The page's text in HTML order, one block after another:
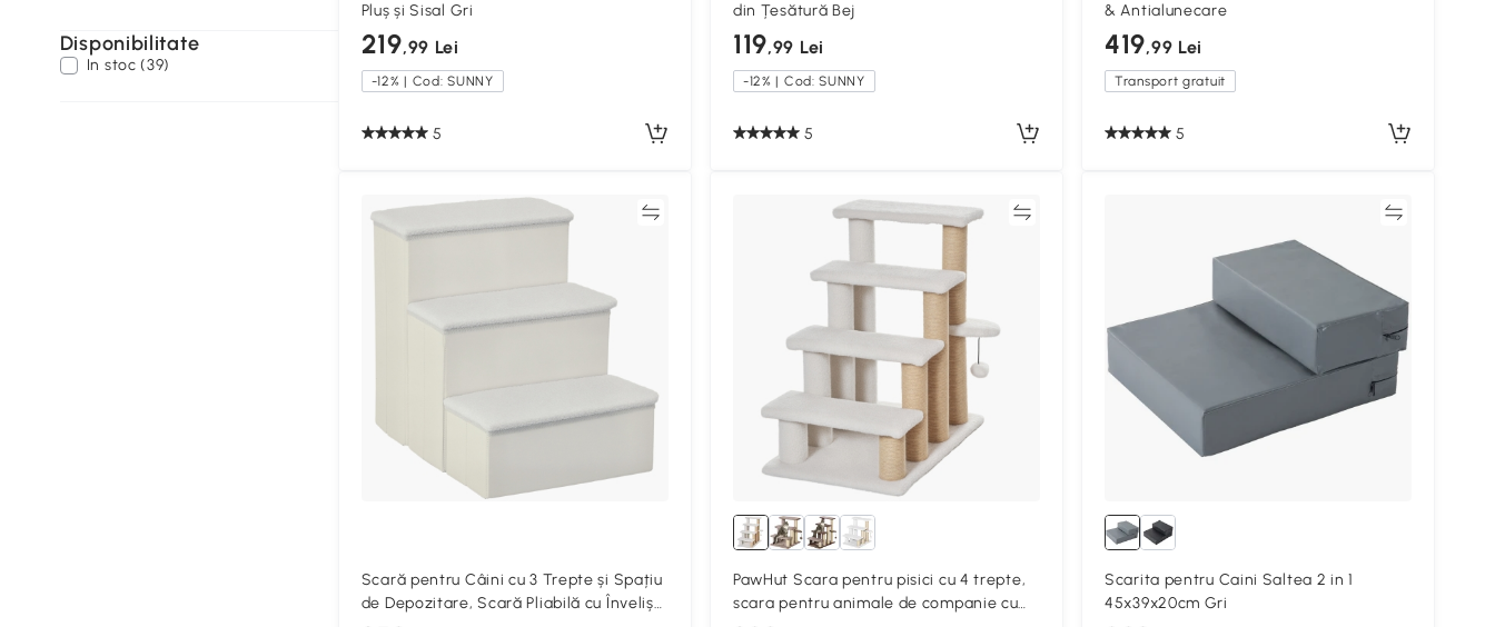
Disponibilitate
In stoc (39)
Pluș și Sisal Gri
219,99 Lei
-12% | Cod: SUNNY
5
din Țesătură Bej
119,99 Lei
-12% | Cod: SUNNY
5
& Antialunecare
419,99 Lei
Transport gratuit
5
Compară
Scară pentru Câini cu 3 Trepte și Spațiu
de Depozitare, Scară Pliabilă cu Înveliș
Compară
PawHut Scara pentru pisici cu 4 trepte,
scara pentru animale de companie cu
Scarita pentru Caini Saltea 2 in 1
45x39x20cm Gri